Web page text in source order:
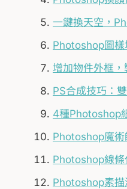
一鍵換天空，
Photoshop圖樣
增加物件外框
PS合成技巧：
4種Photoshop
Photoshop魔術
Photoshop線條
Photoshop素描